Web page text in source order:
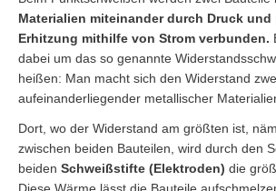
Materialien miteinander durch Druck
Erhitzung mithilfe von Strom verbunden.
dabei um das so genannte
heißen: Man macht sich den Widerstand
aufeinanderliegender metallischer
Dort, wo der Widerstand am größten ist,
zwischen beiden Bauteilen, wird durch den
beiden Schweißstifte (Elektroden) die